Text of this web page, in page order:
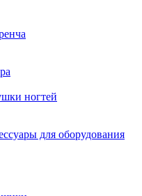
ногтей
для оборудования